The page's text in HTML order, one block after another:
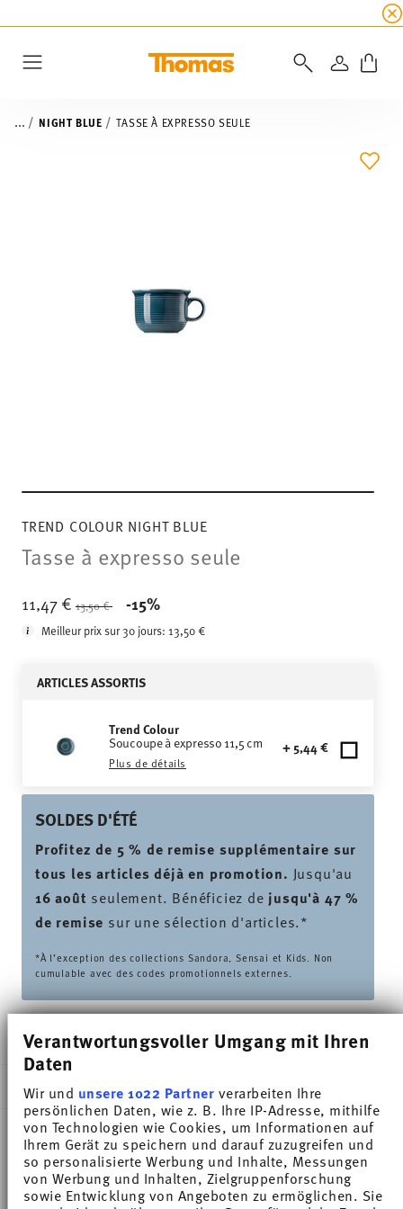
Verantwortungsvoller Umgang mit Ihren
Daten
Wir und unsere 1022 Partnerverarbeiten Ihre
persönlichen Daten, wie z. B. Ihre IP-Adresse, mithilfe
von Technologien wie Cookies, um Informationen auf
Ihrem Gerät zu speichern und darauf zuzugreifen und
so personalisierte Werbung und Inhalte, Messungen
von Werbung und Inhalten, Zielgruppenforschung
sowie Entwicklung von Angeboten zu ermöglichen. Sie
5 % de remise
... NIGHT BLUE TASSE À EXPRESSO SEULE
TREND COLOUR NIGHT BLUE
Tasse à expresso seule
11,47 € Price reduced from
13,50 € -15%
Meilleur prix sur 30 jours:13,50 €
ARTICLES ASSORTIS
Trend Colour
Soucoupe à expresso 11,5 cm
Plus de détails
+ 5,44 €
SOLDES D'ÉTÉ
Profitez de 5 % de remise supplémentaire sur
tous les articles déjà en promotion. Jusqu'au
16 août seulement. Bénéficiez de jusqu'à 47 %
de remise sur une sélection d'articles.*
*À l’exception des collections Sandora, Sensai et Kids. Non
cumulable avec des codes promotionnels externes.
DESCRIPTION
Thomas Trend Colour Night Blue Tasse expresso -
Cylindrique - Ø 4,9 cm - h 4,9 cm - 0,100 l,